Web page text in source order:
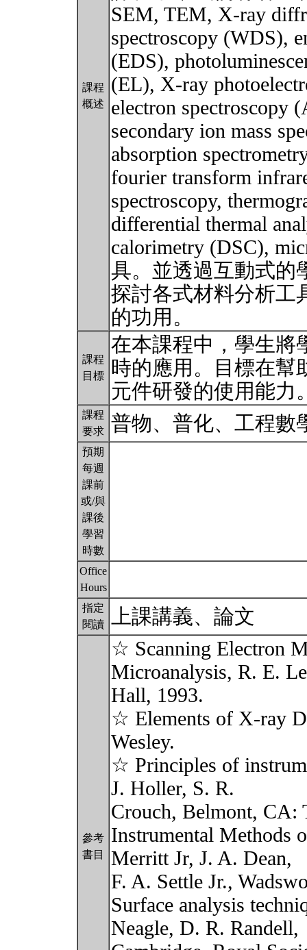
課程
概述
SEM, TEM, X-ray
spectroscopy (WDS),
(EDS),
(EL), X-ray
electron spectroscopy
secondary ion mass
absorption
fourier transform
spectroscopy,
differential thermal
calorimetry (DSC),
具。並透過互動式的
探討各式材料分析工
的功用。
課程
目標
在本課程中，學生將
時的應用。目標在幫
元件研發的使用能力
課程
要求 普物、普化、工程數
預期
每週
課前
或/與
課後
學習
時數
Office
Hours
指定
閱讀 上課講義、論文
參考
書目
☆ Scanning Electron
Microanalysis, R. E.
Hall, 1993.
☆ Elements of X-ray
Wesley.
☆ Principles of
J. Holler, S. R.
Crouch, Belmont, CA:
Instrumental Methods
Merritt Jr, J. A. Dean,
F. A. Settle Jr.,
Surface analysis
Neagle, D. R. Randell,